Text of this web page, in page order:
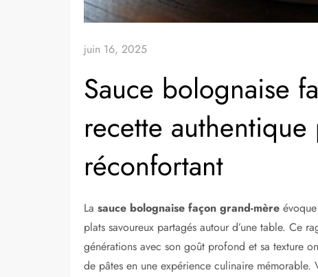
juin 16, 2025
Sauce bolognaise
recette
réconfortant
La sauce bolognaise façon grand-mère
plats savoureux partagés autour d’une table. Ce
générations avec son goût profond et sa texture
de pâtes en une expérience culinaire